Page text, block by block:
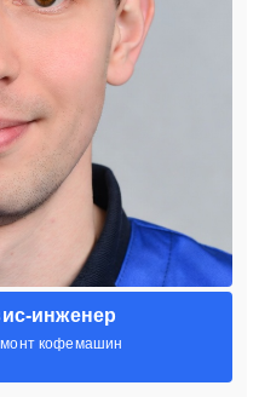
инженер
кофемашин